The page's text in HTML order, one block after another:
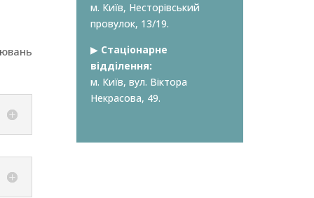
м. Київ, Несторівський
провулок, 13/19.
▶︎ Стаціонарне
відділення:
м. Київ, вул. Віктора
Некрасова, 49.